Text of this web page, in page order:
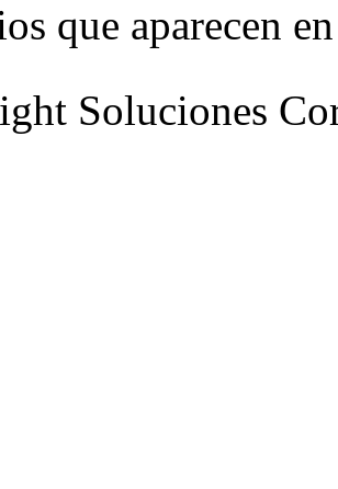
que aparecen
Soluciones